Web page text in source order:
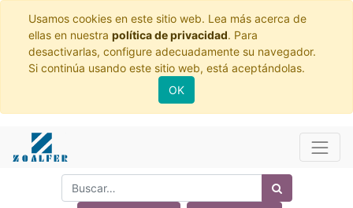
Usamos cookies en este sitio web. Lea más acerca de
ellas en nuestra política de privacidad. Para
desactivarlas, configure adecuadamente su navegador.
Si continúa usando este sitio web, está aceptándolas.
OK